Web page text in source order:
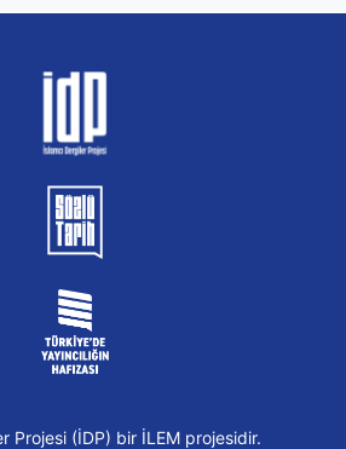
Projesi (İDP) bir İLEM projesidir.